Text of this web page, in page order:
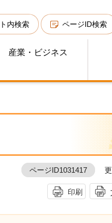
内検索 ページID検索
産業・ビジネス
ページID1031417 更
印刷